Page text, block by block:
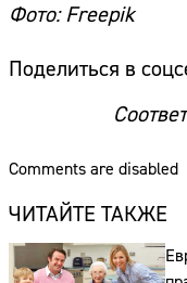
Фото: Freepik
Поделиться в
Comments are disabled
ЧИТАЙТЕ ТАКЖЕ